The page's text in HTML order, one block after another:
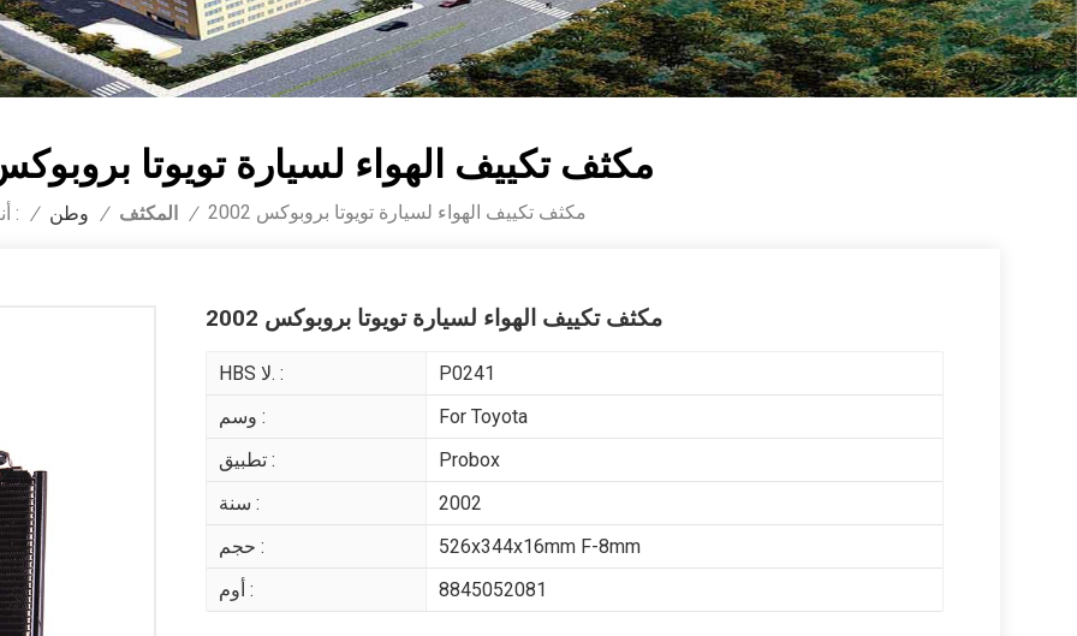
مكثف تكييف الهواء لسيارة تويوتا بروبوكس
أنت في : / وطن / المكثف / مكثف تكييف الهواء لسيارة تويوتا بروبوكس 2002
مكثف تكييف الهواء لسيارة تويوتا بروبوكس 2002
HBS لا. :
P0241
وسم :
For Toyota
تطبيق :
Probox
سنة :
2002
حجم :
526x344x16mm F-8mm
أوم :
8845052081